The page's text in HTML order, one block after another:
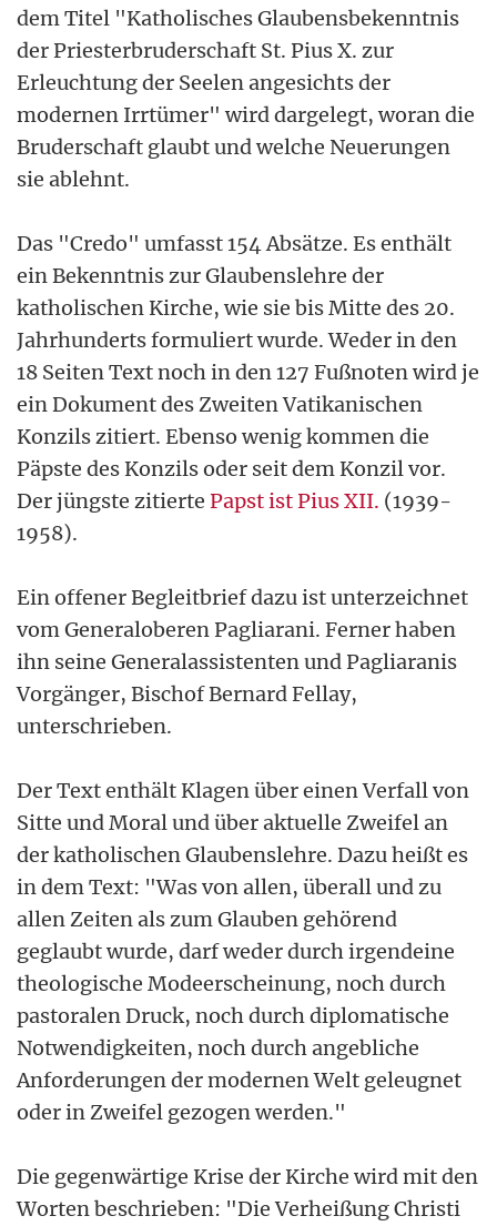
dem Titel "Katholisches Glaubensbekenntnis
der Priesterbruderschaft St. Pius X. zur
Erleuchtung der Seelen angesichts der
modernen Irrtümer" wird dargelegt, woran die
Bruderschaft glaubt und welche Neuerungen
sie ablehnt.
Das "Credo" umfasst 154 Absätze. Es enthält
ein Bekenntnis zur Glaubenslehre der
katholischen Kirche, wie sie bis Mitte des 20.
Jahrhunderts formuliert wurde. Weder in den
18 Seiten Text noch in den 127 Fußnoten wird je
ein Dokument des Zweiten Vatikanischen
Konzils zitiert. Ebenso wenig kommen die
Päpste des Konzils oder seit dem Konzil vor.
Der jüngste zitierte Papst ist Pius XII. (1939-
1958).
Ein offener Begleitbrief dazu ist unterzeichnet
vom Generaloberen Pagliarani. Ferner haben
ihn seine Generalassistenten und Pagliaranis
Vorgänger, Bischof Bernard Fellay,
unterschrieben.
Der Text enthält Klagen über einen Verfall von
Sitte und Moral und über aktuelle Zweifel an
der katholischen Glaubenslehre. Dazu heißt es
in dem Text: "Was von allen, überall und zu
allen Zeiten als zum Glauben gehörend
geglaubt wurde, darf weder durch irgendeine
theologische Modeerscheinung, noch durch
pastoralen Druck, noch durch diplomatische
Notwendigkeiten, noch durch angebliche
Anforderungen der modernen Welt geleugnet
oder in Zweifel gezogen werden."
Die gegenwärtige Krise der Kirche wird mit den
Worten beschrieben: "Die Verheißung Christi